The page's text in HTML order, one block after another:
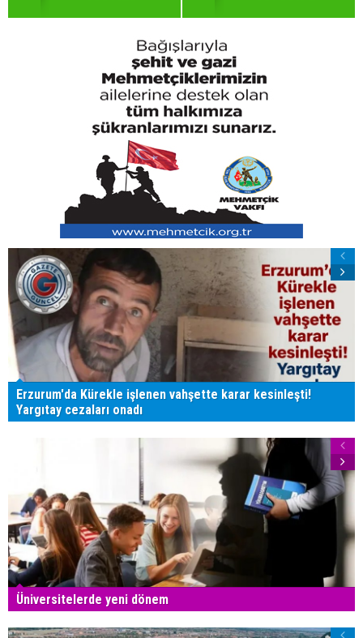
Erzurum'da Kürekle işlenen vahşette karar kesinleşti!
Yargıtay cezaları onadı
Üniversitelerde yeni dönem